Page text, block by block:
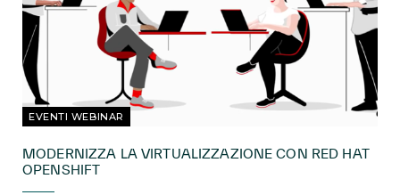
EVENTI WEBINAR
MODERNIZZA LA VIRTUALIZZAZIONE CON RED HAT
OPENSHIFT